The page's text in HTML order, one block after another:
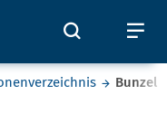
Öffnet
Bunzel